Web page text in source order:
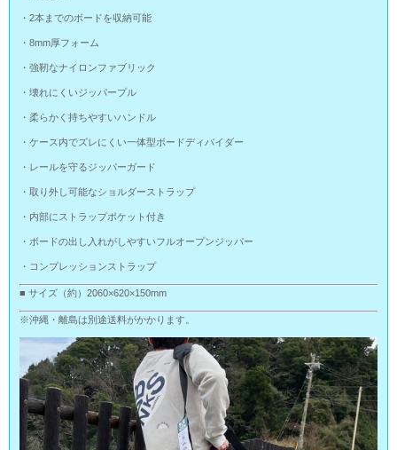
・2本までのボードを収納可能
・8mm厚フォーム
・強靭なナイロンファブリック
・壊れにくいジッパープル
・柔らかく持ちやすいハンドル
・ケース内でズレにくい一体型ボードディバイダー
・レールを守るジッパーガード
・取り外し可能なショルダーストラップ
・内部にストラップポケット付き
・ボードの出し入れがしやすいフルオープンジッパー
・コンプレッションストラップ
■ サイズ（約）2060×620×150mm
※沖縄・離島は別途送料がかかります。